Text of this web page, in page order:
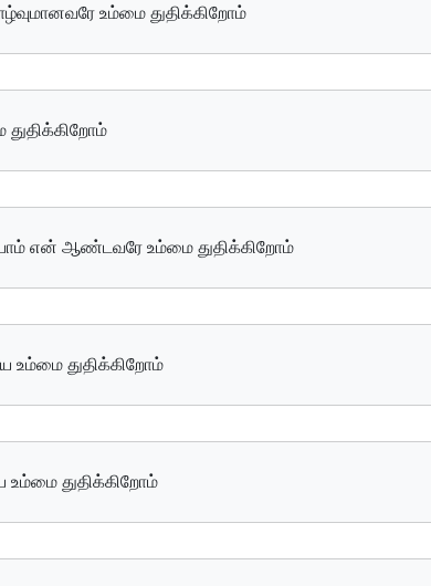
உம்மை துதிக்கிறோம்
துதிக்கிறோம்
என் ஆண்டவரே உம்மை துதிக்கிறோம்
உம்மை துதிக்கிறோம்
துதிக்கிறோம்